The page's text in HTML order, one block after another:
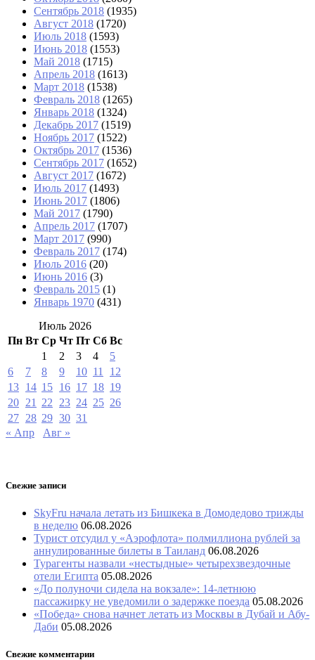
Сентябрь 2018 (1935)
Август 2018 (1720)
Июль 2018 (1593)
Июнь 2018 (1553)
Май 2018 (1715)
Апрель 2018 (1613)
Март 2018 (1538)
Февраль 2018 (1265)
Январь 2018 (1324)
Декабрь 2017 (1519)
Ноябрь 2017 (1522)
Октябрь 2017 (1536)
Сентябрь 2017 (1652)
Август 2017 (1672)
Июль 2017 (1493)
Июнь 2017 (1806)
Май 2017 (1790)
Апрель 2017 (1707)
Март 2017 (990)
Февраль 2017 (174)
Июль 2016 (20)
Июнь 2016 (3)
Февраль 2015 (1)
Январь 1970 (431)
Июль 2026
Пн Вт Ср Чт Пт Сб Вс
1
2 3 4
5
6
7 8 9 10 11
12
13 14 15 16 17 18 19
20 21 22 23 24 25 26
27 28 29 30 31
« Апр
Авг »
Свежие записи
SkyFru начала летать из Бишкека в Домодедово трижды
в неделю 06.08.2026
Турист отсудил у «Аэрофлота» полмиллиона рублей за
аннулированные билеты в Таиланд 06.08.2026
Турагенты назвали «нестыдные» четырехзвездочные
отели Египта 05.08.2026
«До полуночи сидела на вокзале»: 14-летнюю
пассажирку не уведомили о задержке поезда 05.08.2026
«Победа» снова начнет летать из Москвы в Дубай и Абу-
Даби 05.08.2026
Свежие комментарии